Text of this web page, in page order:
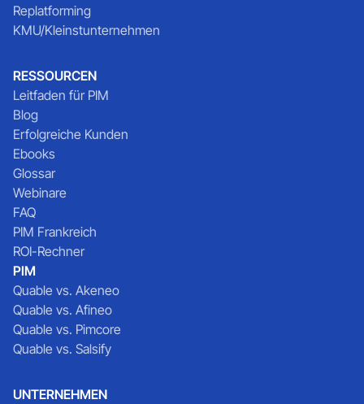
Replatforming
KMU/Kleinstunternehmen
RESSOURCEN
Leitfaden für PIM
Blog
Erfolgreiche Kunden
Ebooks
Glossar
Webinare
FAQ
PIM Frankreich
ROI-Rechner
PIM
Quable vs. Akeneo
Quable vs. Afineo
Quable vs. Pimcore
Quable vs. Salsify
UNTERNEHMEN